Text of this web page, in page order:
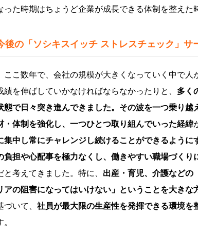
った時期はちょうど企業が成長できる体制を整えた
後の「ソシキスイッチ ストレスチェック」
ここ数年で、会社の規模が大きくなっていく中で人
績を伸ばしていかなければならなかったりと、 多く
態で日々突き進んできました。その波を一つ乗り越
・体制を強化し、一つひとつ取り組んでいった経緯
集中し常にチャレンジし続けることができるように
負担や心配事を極力なくし、働きやすい職場づくり
と考えてきました。特に、 出産・育児、介護などの
アの阻害になってはいけない」ということを大きな
づいて、 社員が最大限の生産性を発揮できる環境を
。